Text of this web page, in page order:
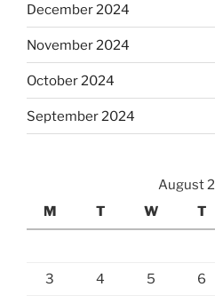
December 2024
November 2024
October 2024
September 2024
August
M
T W T
3 4 5 6